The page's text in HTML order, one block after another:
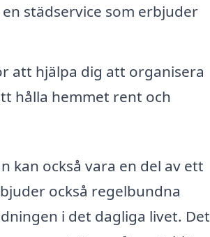
städservice som erbjuder
att hjälpa dig att organisera
hålla hemmet rent och
kan också vara en del av ett
också regelbundna
i det dagliga livet. Det